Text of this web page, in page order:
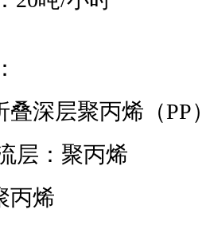
深层聚丙烯（PP
：聚丙烯
烯